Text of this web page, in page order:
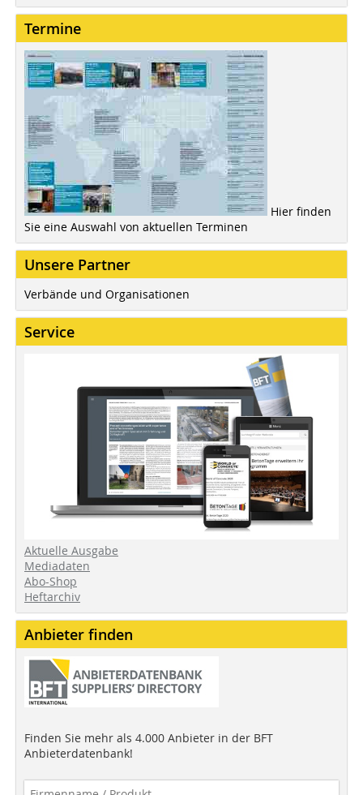
Termine
Hier finden
Sie eine Auswahl von aktuellen Terminen
Unsere Partner
Verbände und Organisationen
Service
Aktuelle Ausgabe
Mediadaten
Abo-Shop
Heftarchiv
Anbieter finden
Finden Sie mehr als 4.000 Anbieter in der BFT
Anbieterdatenbank!